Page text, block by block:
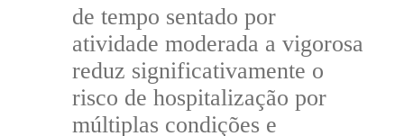
de tempo sentado por
atividade moderada a vigorosa
reduz significativamente o
risco de hospitalização por
múltiplas condições e